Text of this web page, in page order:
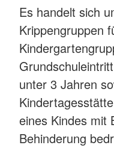
Es handelt sich
Krippengruppen
unter 3 Jahren
eines Kindes mit
Behinderung